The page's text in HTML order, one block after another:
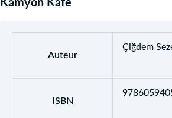
Kamyon Kafe
Auteur
Çiğdem
ISBN